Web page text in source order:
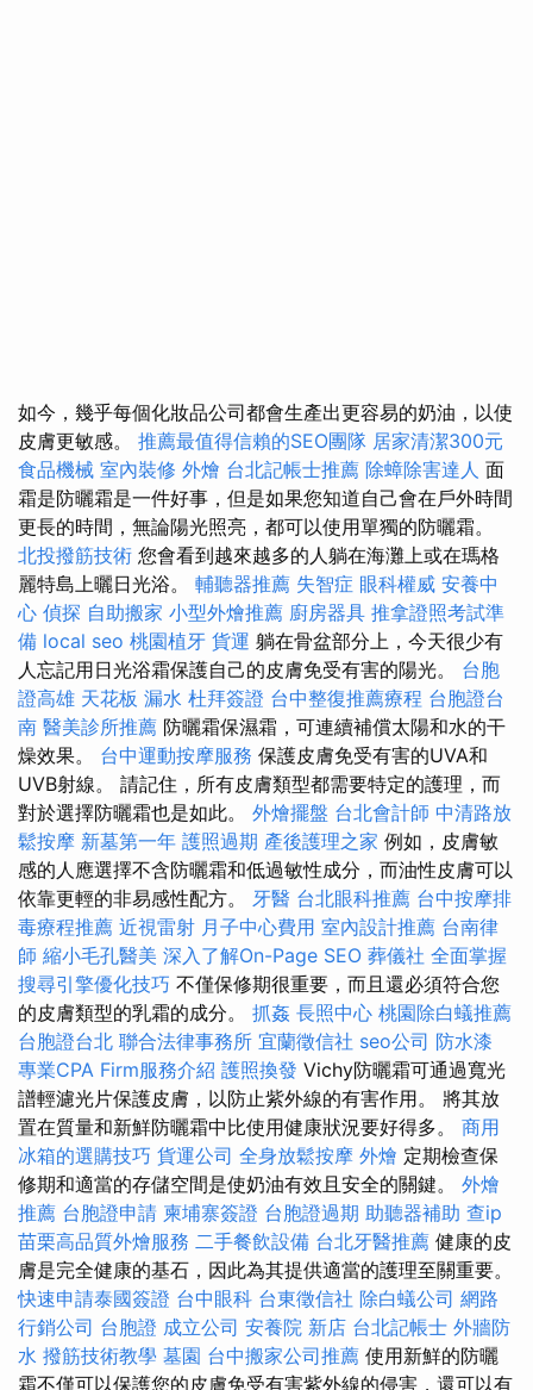
如今，幾乎每個化妝品公司都會生產出更容易的奶油，以使
皮膚更敏感。 推薦最值得信賴的SEO團隊 居家清潔300元
食品機械 室內裝修 外燴 台北記帳士推薦 除蟑除害達人 面
霜是防曬霜是一件好事，但是如果您知道自己會在戶外時間
更長的時間，無論陽光照亮，都可以使用單獨的防曬霜。
北投撥筋技術 您會看到越來越多的人躺在海灘上或在瑪格
麗特島上曬日光浴。 輔聽器推薦 失智症 眼科權威 安養中
心 偵探 自助搬家 小型外燴推薦 廚房器具 推拿證照考試準
備 local seo 桃園植牙 貨運 躺在骨盆部分上，今天很少有
人忘記用日光浴霜保護自己的皮膚免受有害的陽光。 台胞
證高雄 天花板 漏水 杜拜簽證 台中整復推薦療程 台胞證台
南 醫美診所推薦 防曬霜保濕霜，可連續補償太陽和水的干
燥效果。 台中運動按摩服務 保護皮膚免受有害的UVA和
UVB射線。 請記住，所有皮膚類型都需要特定的護理，而
對於選擇防曬霜也是如此。 外燴擺盤 台北會計師 中清路放
鬆按摩 新墓第一年 護照過期 產後護理之家 例如，皮膚敏
感的人應選擇不含防曬霜和低過敏性成分，而油性皮膚可以
依靠更輕的非易感性配方。 牙醫 台北眼科推薦 台中按摩排
毒療程推薦 近視雷射 月子中心費用 室內設計推薦 台南律
師 縮小毛孔醫美 深入了解On-Page SEO 葬儀社 全面掌握
搜尋引擎優化技巧 不僅保修期很重要，而且還必須符合您
的皮膚類型的乳霜的成分。 抓姦 長照中心 桃園除白蟻推薦
台胞證台北 聯合法律事務所 宜蘭徵信社 seo公司 防水漆
專業CPA Firm服務介紹 護照換發 Vichy防曬霜可通過寬光
譜輕濾光片保護皮膚，以防止紫外線的有害作用。 將其放
置在質量和新鮮防曬霜中比使用健康狀況要好得多。 商用
冰箱的選購技巧 貨運公司 全身放鬆按摩 外燴 定期檢查保
修期和適當的存儲空間是使奶油有效且安全的關鍵。 外燴
推薦 台胞證申請 柬埔寨簽證 台胞證過期 助聽器補助 查ip
苗栗高品質外燴服務 二手餐飲設備 台北牙醫推薦 健康的皮
膚是完全健康的基石，因此為其提供適當的護理至關重要。
快速申請泰國簽證 台中眼科 台東徵信社 除白蟻公司 網路
行銷公司 台胞證 成立公司 安養院 新店 台北記帳士 外牆防
水 撥筋技術教學 墓園 台中搬家公司推薦 使用新鮮的防曬
霜不僅可以保護您的皮膚免受有害紫外線的侵害，還可以有